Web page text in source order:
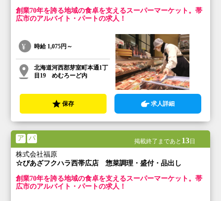
創業70年を誇る地域の食卓を支えるスーパーマーケット。帯
広市のアルバイト・パートの求人！
時給 1,075円～
北海道河西郡芽室町本通1丁
目19 めむろーど内
保存 求人詳細
ア パ 掲載終了まであと 13日
株式会社福原
☆ぴあざフクハラ西帯広店 惣菜調理・盛付・品出し
創業70年を誇る地域の食卓を支えるスーパーマーケット。帯
広市のアルバイト・パートの求人！